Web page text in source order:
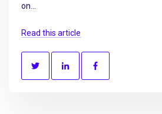
on...
Read this article